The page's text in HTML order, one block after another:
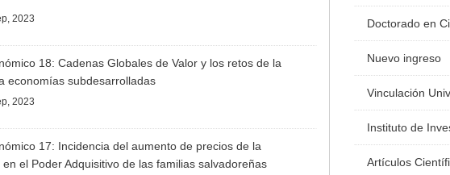
2023
18: Cadenas Globales de Valor y los retos de la
economías subdesarrolladas
2023
17: Incidencia del aumento de precios de la
el Poder Adquisitivo de las familias salvadoreñas
Doctorado en
Nuevo ingreso
Vinculación
Instituto de
Artículos